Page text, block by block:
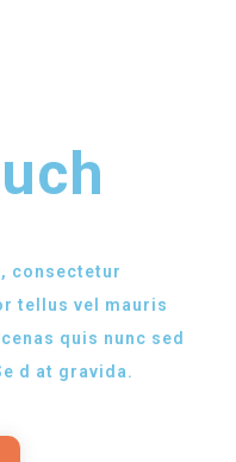
consectetur
tellus vel mauris
quis nunc sed
d at gravida.